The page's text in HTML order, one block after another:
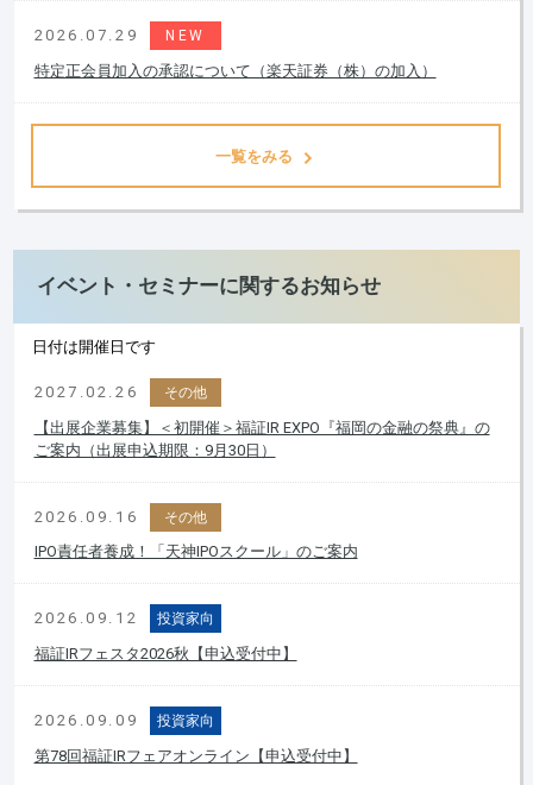
2026.07.29 NEW
特定正会員加入の承認について（楽天証券（株）の加入）
一覧をみる
イベント・セミナーに関するお知らせ
日付は開催日です
2027.02.26 その他
【出展企業募集】＜初開催＞福証IR EXPO『福岡の金融の祭典』の
ご案内（出展申込期限：9月30日）
2026.09.16 その他
IPO責任者養成！「天神IPOスクール」のご案内
2026.09.12 投資家向
福証IRフェスタ2026秋【申込受付中】
2026.09.09 投資家向
第78回福証IRフェアオンライン【申込受付中】